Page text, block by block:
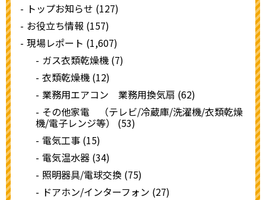
トップお知らせ (127)
お役立ち情報 (157)
現場レポート (1,607)
ガス衣類乾燥機 (7)
衣類乾燥機 (12)
業務用エアコン 業務用換気扇 (62)
その他家電 （テレビ/冷蔵庫/洗濯機/衣類乾燥
機/電子レンジ等） (53)
電気工事 (15)
電気温水器 (34)
照明器具/電球交換 (75)
ドアホン/インターフォン (27)